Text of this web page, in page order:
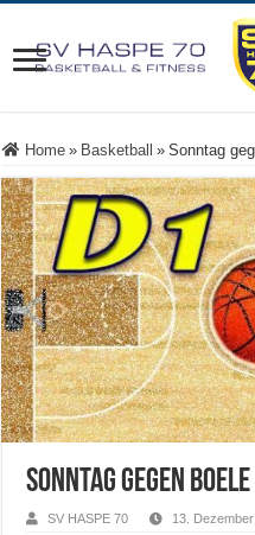
Home » Basketball » Sonntag
Sonntag gegen Boele
SV HASPE 70 13.